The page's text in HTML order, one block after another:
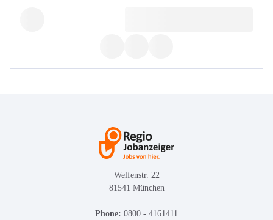
Welfenstr. 22
81541 München
Phone: 0800 - 4161411